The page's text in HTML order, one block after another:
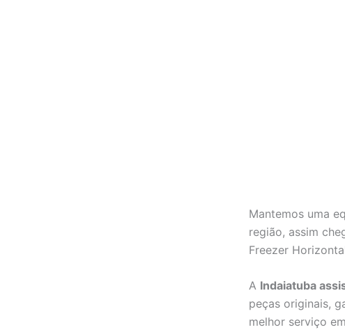
Mantemos uma
região, assim
Freezer
A Indaiatuba
peças originais,
melhor serviço